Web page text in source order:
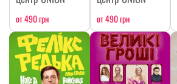
от 490 грн от 490 грн